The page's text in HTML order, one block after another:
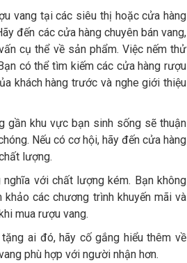
vang tại các siêu thị hoặc cửa hàng
đến các cửa hàng chuyên bán vang,
cụ thể về sản phẩm. Việc nếm thử
có thể tìm kiếm các cửa hàng rượu
khách hàng trước và nghe giới thiệu
gần khu vực bạn sinh sống sẽ thuận
Nếu có cơ hội, hãy đến cửa hàng
lượng.
với chất lượng kém. Bạn không
các chương trình khuyến mãi và
mua rượu vang.
ai đó, hãy cố gắng hiểu thêm về
phù hợp với người nhận hơn.